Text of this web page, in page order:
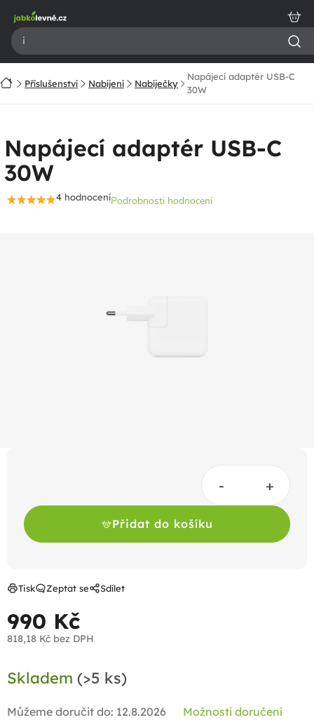
obsah
DomůPříslušenství Nabíjení Nabíječky
Napájecí adaptér USB-C
30W
Napájecí adaptér USB-C
30W
Průměrné
4 hodnoceníPodrobnosti hodnocení
990 Kč
818,18 Kč bez DPH
cena:
Skladem (>5 ks)
Můžeme doručit do: 12.8.2026 Možnosti doručení
Přidat do košíku
Tisk Zeptat se Sdílet